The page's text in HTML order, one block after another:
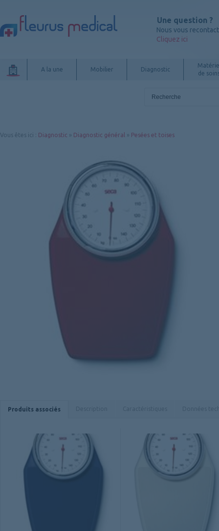
Une question ?
Nous vous
Cliquez ici
A la une Mobilier Diagnostic
de
Vous êtes ici Diagnostic » Diagnostic général » Pesées et toises
Produits associés